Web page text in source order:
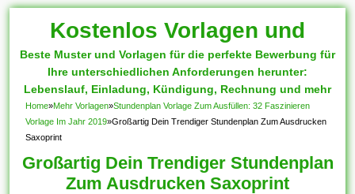
Kostenlos Vorlagen und
Muster
Beste Muster und Vorlagen für die perfekte Bewerbung für
Ihre unterschiedlichen Anforderungen herunter:
Lebenslauf, Einladung, Kündigung, Rechnung und mehr
Home»Mehr Vorlagen»Stundenplan Vorlage Zum Ausfüllen: 32 Faszinieren
Vorlage Im Jahr 2019»Großartig Dein Trendiger Stundenplan Zum Ausdrucken
Saxoprint
Großartig Dein Trendiger Stundenplan
Zum Ausdrucken Saxoprint